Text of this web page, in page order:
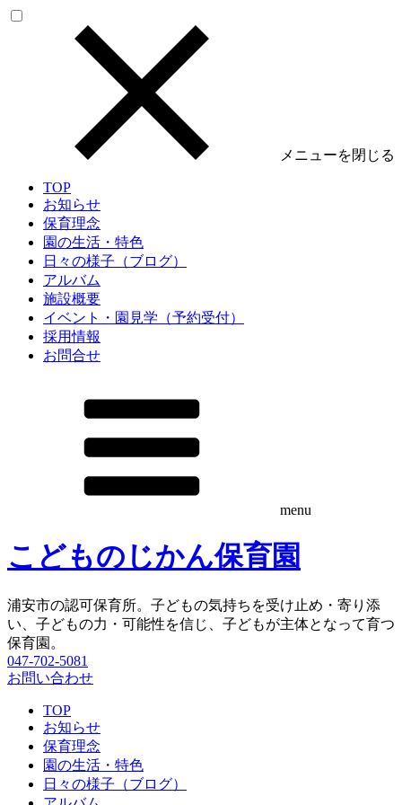
メニューを閉じる
TOP
お知らせ
保育理念
園の生活・特色
日々の様子（ブログ）
アルバム
施設概要
イベント・園見学（予約受付）
採用情報
お問合せ
menu
こどものじかん保育園
浦安市の認可保育所。子どもの気持ちを受け止め・寄り添
い、子どもの力・可能性を信じ、子どもが主体となって育つ
保育園。
047-702-5081
お問い合わせ
TOP
お知らせ
保育理念
園の生活・特色
日々の様子（ブログ）